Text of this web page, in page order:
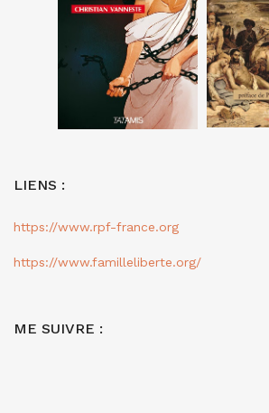
LIENS :
https://www.rpf-france.org
https://www.familleliberte.org/
ME SUIVRE :